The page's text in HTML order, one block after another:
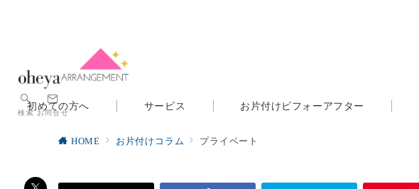
検索 お問合せ
初めての方へ サービス お片付けビフォーアフター
HOME お片付けコラム プライベート